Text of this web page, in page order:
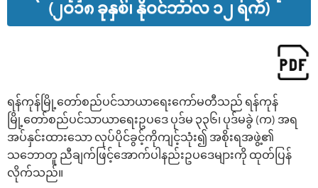
(၂ဝ၁၈ ခုနှစ်၊ နိုဝင်ဘာလ ၁၂ ရက်)
ရန်ကုန်မြို့‌တော်စည်ပင်သာယာ‌ရေး‌ကော်မတီသည် ရန်ကုန်
မြို့‌တော်စည်ပင်သာယာ‌ရေးဥပဒေ ပုဒ်မ ၃၃၆၊ ပုဒ်မခွဲ (က) အရ
အပ်နှင်းထား‌သော လုပ်ပိုင်ခွင့်ကိုကျင့်သုံး၍ အစိုးရအဖွဲ့၏
သဘောတူ ညီချက်ဖြင့်‌အောက်ပါနည်းဥပ‌ဒေများကို ထုတ်ပြန်
လိုက်သည်။